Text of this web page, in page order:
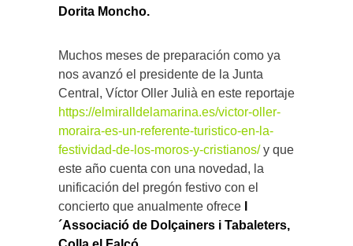
Dorita Moncho.
Muchos meses de preparación como ya
nos avanzó el presidente de la Junta
Central, Víctor Oller Julià en este reportaje
https://elmiralldelamarina.es/victor-oller-
moraira-es-un-referente-turistico-en-la-
festividad-de-los-moros-y-cristianos/y que
este año cuenta con una novedad, la
unificación del pregón festivo con el
concierto que anualmente ofrece
´Associació de Dolçainers i Tabaleters,